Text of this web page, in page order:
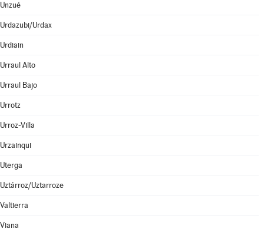
Unzué
Urdazubi/Urdax
Urdiain
Urraul Alto
Urraul Bajo
Urrotz
Urroz-Villa
Urzainqui
Uterga
Uztárroz/Uztarroze
Valtierra
Viana